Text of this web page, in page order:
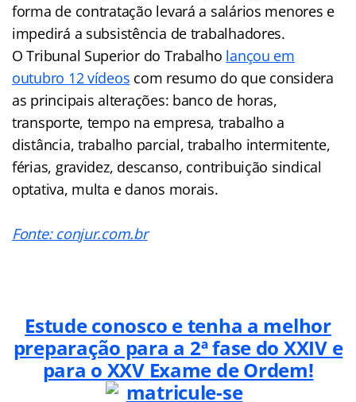
forma de contratação levará a salários menores e
impedirá a subsistência de trabalhadores.
O Tribunal Superior do Trabalho lançou em
outubro 12 vídeos com resumo do que considera
as principais alterações: banco de horas,
transporte, tempo na empresa, trabalho a
distância, trabalho parcial, trabalho intermitente,
férias, gravidez, descanso, contribuição sindical
optativa, multa e danos morais.
Fonte: conjur.com.br
Estude conosco e tenha a melhor
preparação para a 2ª fase do XXIV e
para o XXV Exame de Ordem!